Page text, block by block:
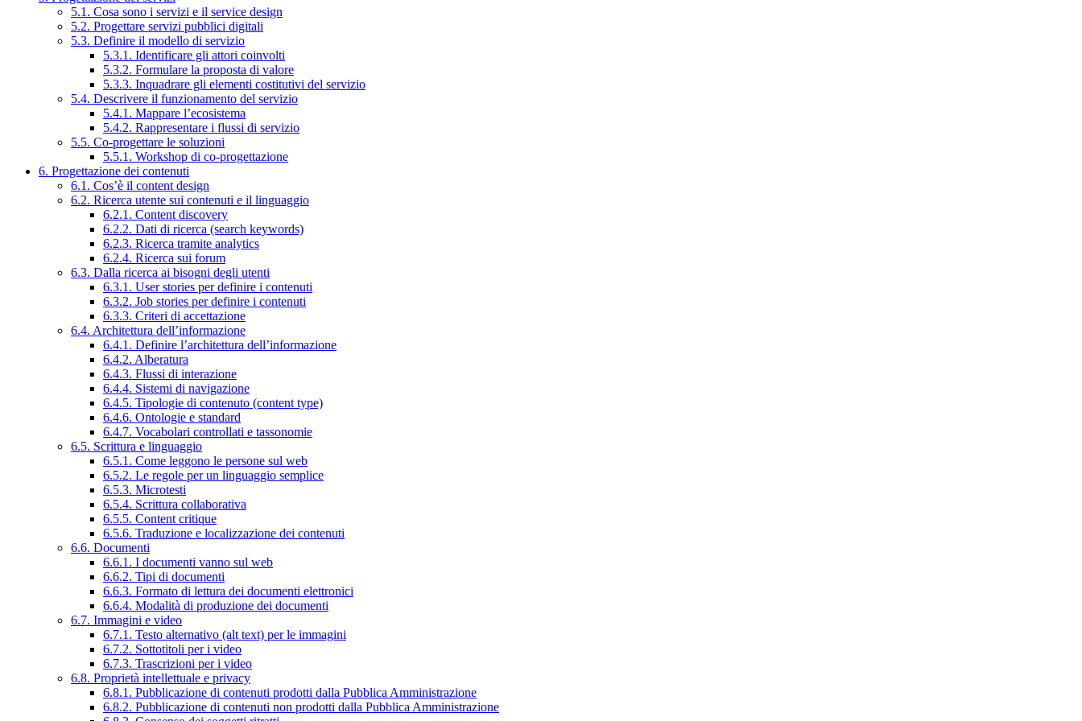
5.1. Cosa sono i servizi e il service design
5.2. Progettare servizi pubblici digitali
5.3. Definire il modello di servizio
5.3.1. Identificare gli attori coinvolti
5.3.2. Formulare la proposta di valore
5.3.3. Inquadrare gli elementi costitutivi del servizio
5.4. Descrivere il funzionamento del servizio
5.4.1. Mappare l’ecosistema
5.4.2. Rappresentare i flussi di servizio
5.5. Co-progettare le soluzioni
5.5.1. Workshop di co-progettazione
6. Progettazione dei contenuti
6.1. Cos’è il content design
6.2. Ricerca utente sui contenuti e il linguaggio
6.2.1. Content discovery
6.2.2. Dati di ricerca (search keywords)
6.2.3. Ricerca tramite analytics
6.2.4. Ricerca sui forum
6.3. Dalla ricerca ai bisogni degli utenti
6.3.1. User stories per definire i contenuti
6.3.2. Job stories per definire i contenuti
6.3.3. Criteri di accettazione
6.4. Architettura dell’informazione
6.4.1. Definire l’architettura dell’informazione
6.4.2. Alberatura
6.4.3. Flussi di interazione
6.4.4. Sistemi di navigazione
6.4.5. Tipologie di contenuto (content type)
6.4.6. Ontologie e standard
6.4.7. Vocabolari controllati e tassonomie
6.5. Scrittura e linguaggio
6.5.1. Come leggono le persone sul web
6.5.2. Le regole per un linguaggio semplice
6.5.3. Microtesti
6.5.4. Scrittura collaborativa
6.5.5. Content critique
6.5.6. Traduzione e localizzazione dei contenuti
6.6. Documenti
6.6.1. I documenti vanno sul web
6.6.2. Tipi di documenti
6.6.3. Formato di lettura dei documenti elettronici
6.6.4. Modalità di produzione dei documenti
6.7. Immagini e video
6.7.1. Testo alternativo (alt text) per le immagini
6.7.2. Sottotitoli per i video
6.7.3. Trascrizioni per i video
6.8. Proprietà intellettuale e privacy
6.8.1. Pubblicazione di contenuti prodotti dalla Pubblica Amministrazione
6.8.2. Pubblicazione di contenuti non prodotti dalla Pubblica Amministrazione